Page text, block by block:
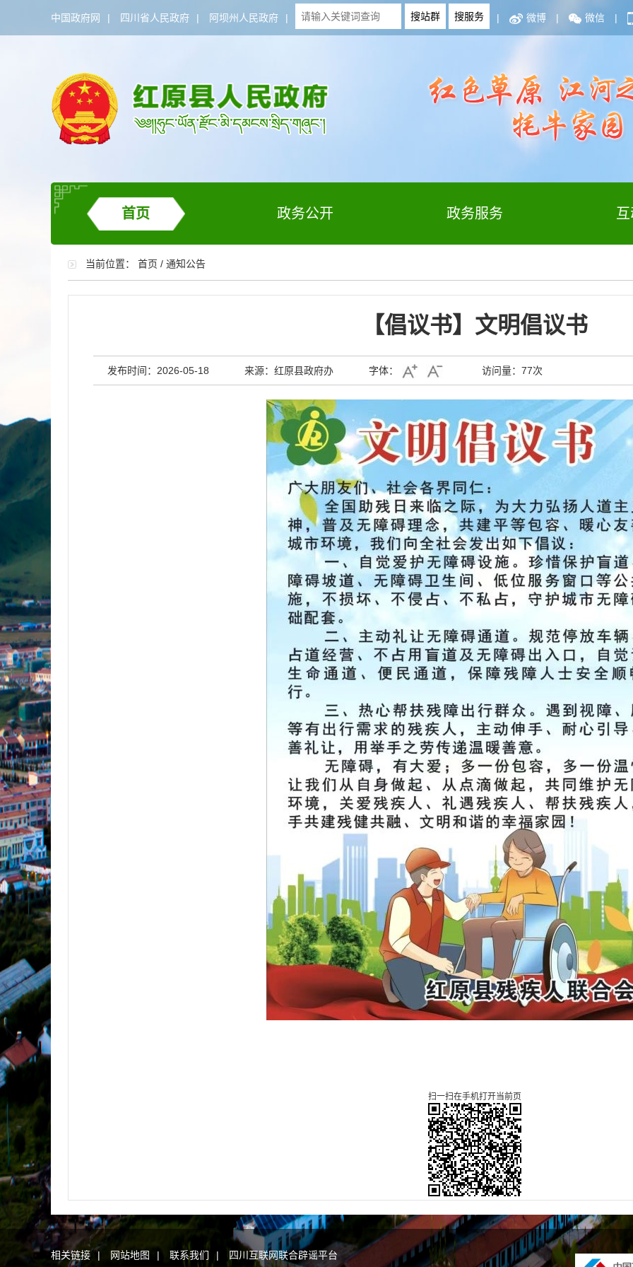
中国政府网 | 四川省人民政府 | 阿坝州人民政府 | | 微博 | 微信 |
首页 政务公开 政务服务
当前位置： 首页 / 通知公告
【倡议书】文明倡议书
发布时间：2026-05-18 来源：红原县政府办 字体： 访问量： 77次
扫一扫在手机打开当前页
相关链接 | 网站地图 | 联系我们 | 四川互联网联合辟谣平台